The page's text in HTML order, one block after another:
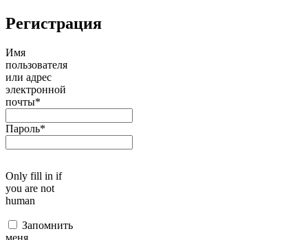
Регистрация
Имя
пользователя
или адрес
электронной
почты*
Пароль*
Only fill in if
you are not
human
Запомнить